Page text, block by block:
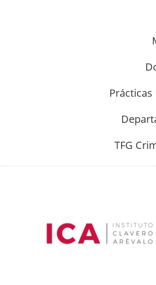
Prácticas
TFG